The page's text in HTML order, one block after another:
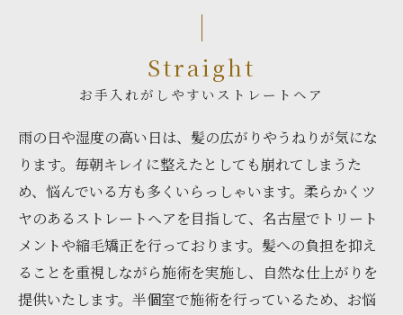
お手入れがしやすいストレートヘア
Straight
雨の日や湿度の高い日は、髪の広がりやうねりが気にな
ります。毎朝キレイに整えたとしても崩れてしまうた
め、悩んでいる方も多くいらっしゃいます。柔らかくツ
ヤのあるストレートヘアを目指して、名古屋でトリート
メントや縮毛矯正を行っております。髪への負担を抑え
ることを重視しながら施術を実施し、自然な仕上がりを
提供いたします。半個室で施術を行っているため、お悩